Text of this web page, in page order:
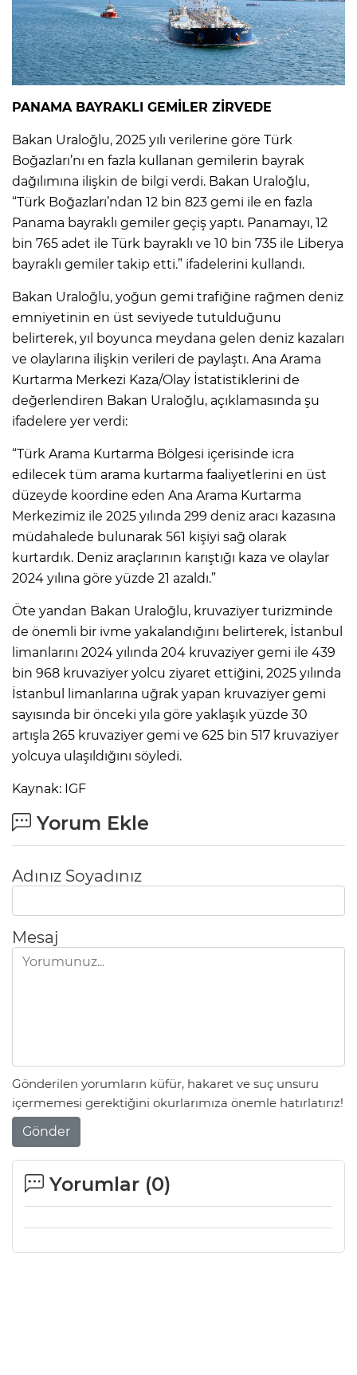
PANAMA BAYRAKLI GEMİLER ZİRVEDE
Bakan Uraloğlu, 2025 yılı verilerine göre Türk
Boğazları’nı en fazla kullanan gemilerin bayrak
dağılımına ilişkin de bilgi verdi. Bakan Uraloğlu,
“Türk Boğazları’ndan 12 bin 823 gemi ile en fazla
Panama bayraklı gemiler geçiş yaptı. Panamayı, 12
bin 765 adet ile Türk bayraklı ve 10 bin 735 ile Liberya
bayraklı gemiler takip etti.” ifadelerini kullandı.
Bakan Uraloğlu, yoğun gemi trafiğine rağmen deniz
emniyetinin en üst seviyede tutulduğunu
belirterek, yıl boyunca meydana gelen deniz kazaları
ve olaylarına ilişkin verileri de paylaştı. Ana Arama
Kurtarma Merkezi Kaza/Olay İstatistiklerini de
değerlendiren Bakan Uraloğlu, açıklamasında şu
ifadelere yer verdi:
“Türk Arama Kurtarma Bölgesi içerisinde icra
edilecek tüm arama kurtarma faaliyetlerini en üst
düzeyde koordine eden Ana Arama Kurtarma
Merkezimiz ile 2025 yılında 299 deniz aracı kazasına
müdahalede bulunarak 561 kişiyi sağ olarak
kurtardık. Deniz araçlarının karıştığı kaza ve olaylar
2024 yılına göre yüzde 21 azaldı.”
Öte yandan Bakan Uraloğlu, kruvaziyer turizminde
de önemli bir ivme yakalandığını belirterek, İstanbul
limanlarını 2024 yılında 204 kruvaziyer gemi ile 439
bin 968 kruvaziyer yolcu ziyaret ettiğini, 2025 yılında
İstanbul limanlarına uğrak yapan kruvaziyer gemi
sayısında bir önceki yıla göre yaklaşık yüzde 30
artışla 265 kruvaziyer gemi ve 625 bin 517 kruvaziyer
yolcuya ulaşıldığını söyledi.
Kaynak: IGF
Yorum Ekle
Adınız Soyadınız
Mesaj
Gönderilen yorumların küfür, hakaret ve suç unsuru
içermemesi gerektiğini okurlarımıza önemle hatırlatırız!
Gönder
Yorumlar (0)